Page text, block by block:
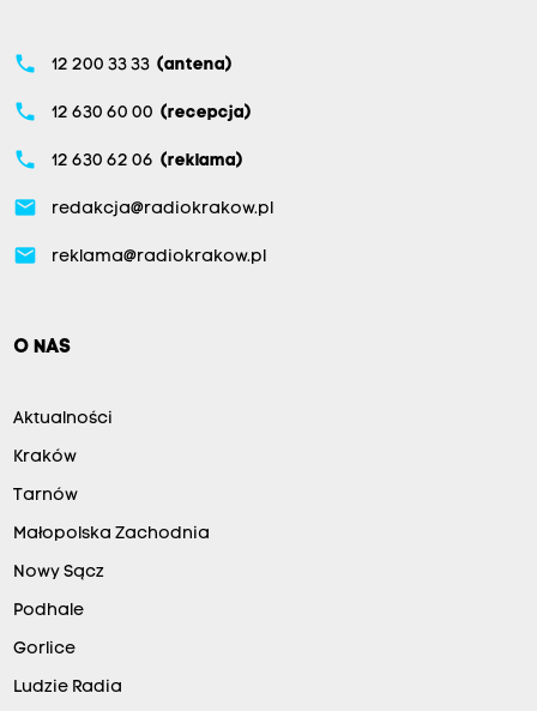
phone 12 200 33 33 (antena)
phone 12 630 60 00 (recepcja)
phone 12 630 62 06 (reklama)
email redakcja@radiokrakow.pl
email reklama@radiokrakow.pl
O NAS
Aktualności
Kraków
Tarnów
Małopolska Zachodnia
Nowy Sącz
Podhale
Gorlice
Ludzie Radia